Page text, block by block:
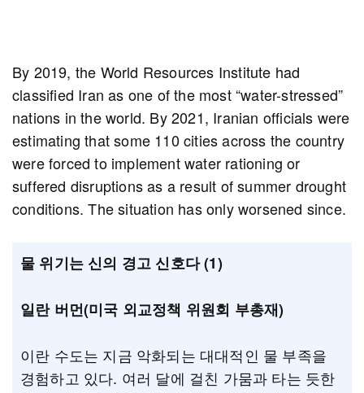
By 2019, the World Resources Institute had
classified Iran as one of the most “water-stressed”
nations in the world. By 2021, Iranian officials were
estimating that some 110 cities across the country
were forced to implement water rationing or
suffered disruptions as a result of summer drought
conditions. The situation has only worsened since.
물 위기는 신의 경고 신호다 (1)
일란 버먼(미국 외교정책 위원회 부총재)
이란 수도는 지금 악화되는 대대적인 물 부족을
경험하고 있다. 여러 달에 걸친 가뭄과 타는 듯한